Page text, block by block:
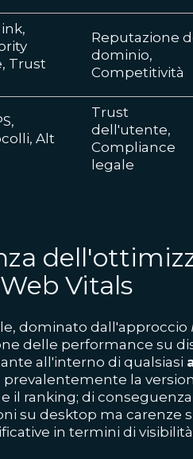
Trust
Reputazione
dominio,
Competitività
Alt
Trust
dell'utente,
Compliance
legale
Vitals
dominato dall'approccio
delle performance su
all'interno di qualsiasi
prevalentemente la
il ranking; di
su desktop ma carenze
in termini di